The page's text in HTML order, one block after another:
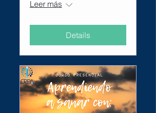
Leer más
Details